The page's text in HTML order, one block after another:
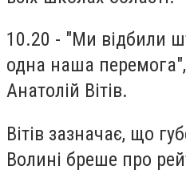
10.20 - "Ми відбили
одна наша
Анатолій Вітів.
Вітів зазначає, що
Волині бреше про